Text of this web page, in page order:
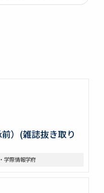
）(雑誌抜き取り
学際情報学府